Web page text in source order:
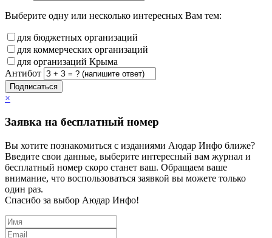
Выберите одну или несколько интересных Вам тем:
для бюджетных организаций
для коммерческих организаций
для организаций Крыма
Антибот
Подписаться
×
Заявка на бесплатный номер
Вы хотите познакомиться с изданиями Аюдар Инфо ближе?
Введите свои данные, выберите интересный вам журнал и
бесплатный номер скоро станет ваш. Обращаем ваше
внимание, что воспользоваться заявкой вы можете только
один раз.
Спасибо за выбор Аюдар Инфо!